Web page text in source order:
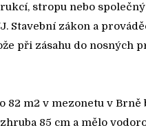
stropu nebo
Stavební zákon a
při zásahu do nosných
82 m2 v mezonetu v
85 cm a mělo